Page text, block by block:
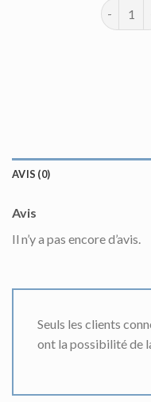
quantité
AVIS (0)
Avis
Il n’y a pas encore d’avis.
Seuls les clients
ont la possibilité de